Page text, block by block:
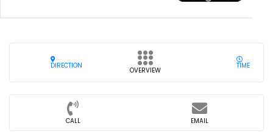
DIRECTION
OVERVIEW
TIME
CALL EMAIL